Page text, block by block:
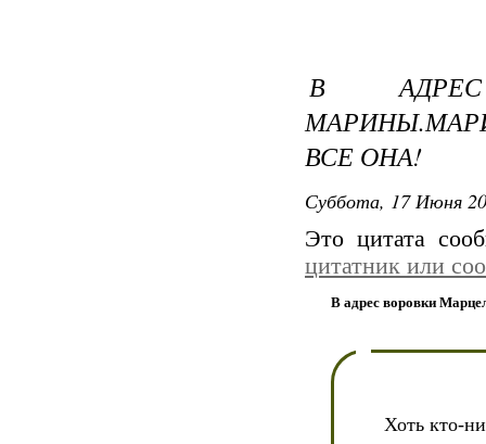
В
ВСЕ ОНА!
Суббота, 17 Июня
Это цитата
цитатник или
В адрес воровки
Хоть кто-